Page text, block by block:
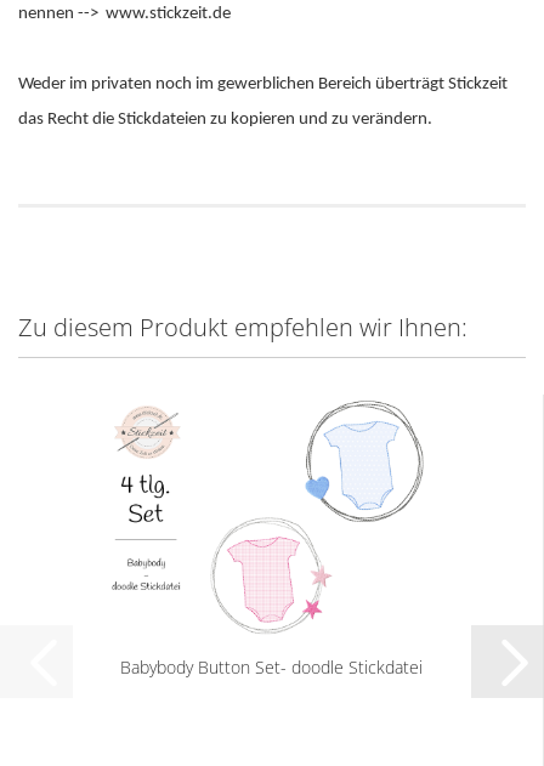
nennen --> www.stickzeit.de
Weder im privaten noch im gewerblichen Bereich überträgt Stickzeit
das Recht die Stickdateien zu kopieren und zu verändern.
Zu diesem Produkt empfehlen wir Ihnen:
Babybody Button Set- doodle Stickdatei